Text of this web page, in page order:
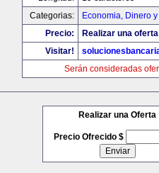
Categorias:
Economia, Dinero
Precio:
Realizar una
Visitar!
Serán consideradas
Realizar una Oferta
Precio Ofrecido $